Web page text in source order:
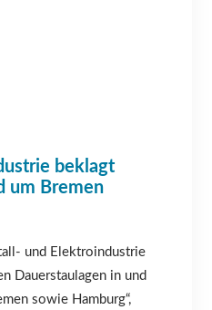
beklagt
um Bremen
und Elektroindustrie
Dauerstaulagen in und
sowie Hamburg“,